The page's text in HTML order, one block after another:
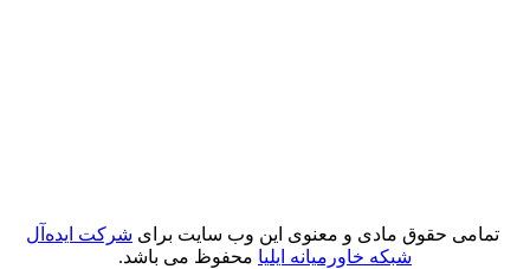
تمامی حقوق مادی و معنوی این وب سایت برای شرکت ایده‌آل
شبکه خاورمیانه ایلیا محفوظ می باشد.